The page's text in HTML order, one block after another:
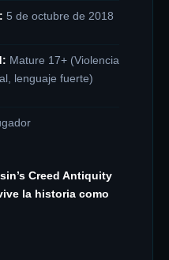
5 de octubre de 2018
Mature 17+ (Violencia
lenguaje fuerte)
Creed Antiquity
la historia como